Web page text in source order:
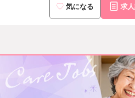
気になる 求